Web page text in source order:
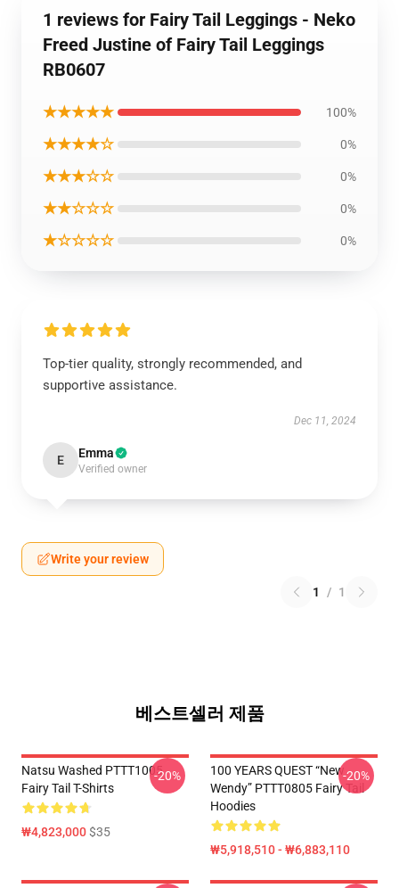
1 reviews for Fairy Tail Leggings - Neko
Freed Justine of Fairy Tail Leggings
RB0607
★★★★★ 100%
★★★★☆ 0%
★★★☆☆ 0%
★★☆☆☆ 0%
★☆☆☆☆ 0%
Top-tier quality, strongly recommended, and
supportive assistance.
Dec 11, 2024
E Emma
Verified owner
Write your review
1 / 1
베스트셀러 제품
Natsu Washed PTTT1005
Fairy Tail T-Shirts
₩4,823,000$35
-20%
100 YEARS QUEST “New
Wendy” PTTT0805 Fairy Tail
Hoodies
₩5,918,510 - ₩6,883,110
-20%